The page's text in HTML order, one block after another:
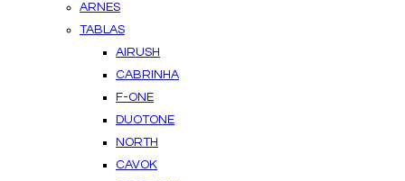
ARNES
TABLAS
AIRUSH
CABRINHA
F-ONE
DUOTONE
NORTH
CAVOK